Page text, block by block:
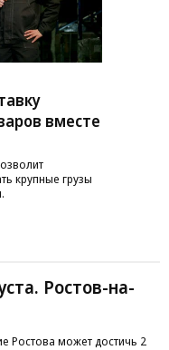
вместе
крупные грузы
Ростов-на-
Ростова может достичь 2